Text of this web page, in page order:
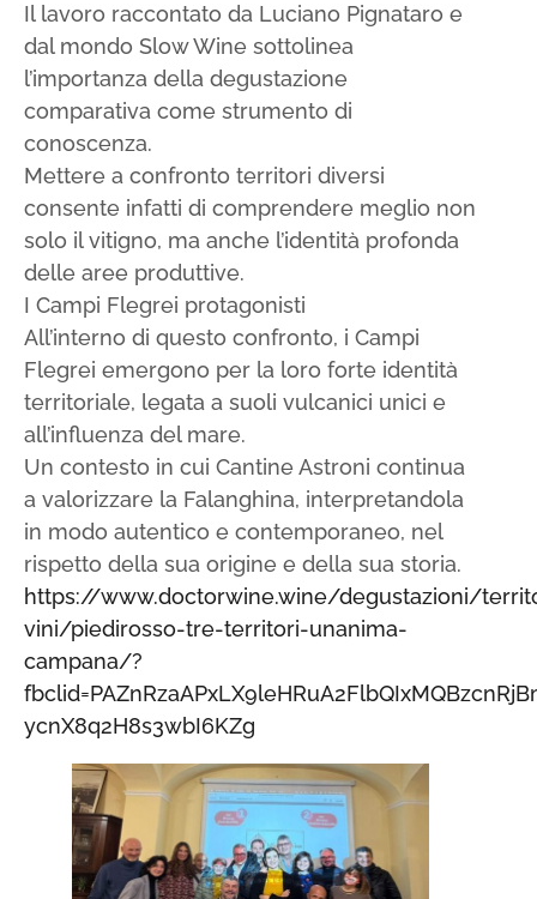
Il lavoro raccontato da Luciano Pignataro e
dal mondo Slow Wine sottolinea
l’importanza della degustazione
comparativa come strumento di
conoscenza.
Mettere a confronto territori diversi
consente infatti di comprendere meglio non
solo il vitigno, ma anche l’identità profonda
delle aree produttive.
I Campi Flegrei protagonisti
All’interno di questo confronto, i Campi
Flegrei emergono per la loro forte identità
territoriale, legata a suoli vulcanici unici e
all’influenza del mare.
Un contesto in cui Cantine Astroni continua
a valorizzare la Falanghina, interpretandola
in modo autentico e contemporaneo, nel
rispetto della sua origine e della sua storia.
https://www.doctorwine.wine/degustazioni/
vini/piedirosso-tre-territori-unanima-
campana/?
ycnX8q2H8s3wbI6KZg